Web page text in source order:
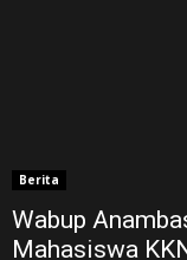
Berita
Wabup
Mahasiswa